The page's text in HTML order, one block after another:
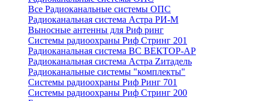
Все Радиоканальные системы ОПС
Радиоканальная система Астра РИ-М
Выносные антенны для Риф ринг
Системы радиоохраны Риф Стринг 201
Радиоканальная система ВС ВЕКТОР-АР
Радиоканальная система Астра Zитадель
Радиоканальные системы "комплекты"
Системы радиоохраны Риф Ринг 701
Системы радиоохраны Риф Стринг 200